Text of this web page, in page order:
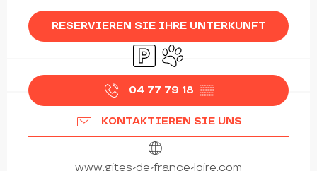
RESERVIEREN SIE IHRE UNTERKUNFT
ParkplatzTiere erlaubt
04 77 79 18 ▒▒
KONTAKTIEREN SIE UNS
www.gites-de-france-loire.com